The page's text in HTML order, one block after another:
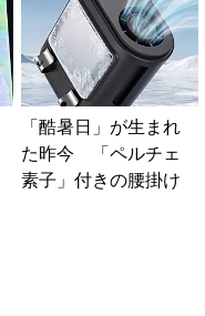
ムセールで10...
「酷暑日」が生まれ
た昨今 「ペルチェ
素子」付きの腰掛け